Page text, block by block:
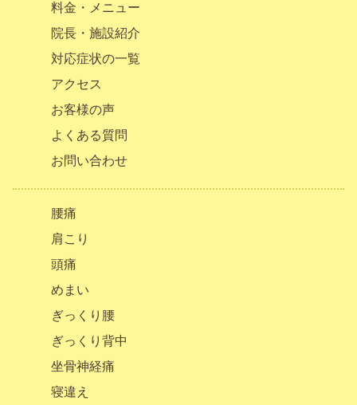
料金・メニュー
院長・施設紹介
対応症状の一覧
アクセス
お客様の声
よくある質問
お問い合わせ
腰痛
肩こり
頭痛
めまい
ぎっくり腰
ぎっくり背中
坐骨神経痛
寝違え